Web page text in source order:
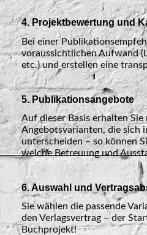
4. Projektbewertung und
Bei einer
voraussichtlichen Aufwand
etc.) und erstellen eine
5. Publikationsangebote
Auf dieser Basis erhalten Sie
Angebotsvarianten, die sich
unterscheiden – so können
welche Betreuung und
6. Auswahl und
Sie wählen die passende
den Verlagsvertrag – der
Buchprojekt!